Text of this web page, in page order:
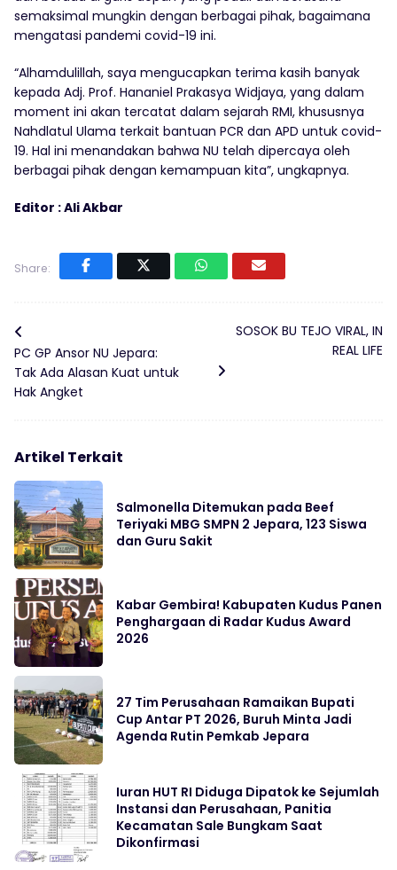
semaksimal mungkin dengan berbagai pihak, bagaimana
mengatasi pandemi covid-19 ini.
“Alhamdulillah, saya mengucapkan terima kasih banyak
kepada Adj. Prof. Hananiel Prakasya Widjaya, yang dalam
moment ini akan tercatat dalam sejarah RMI, khususnya
Nahdlatul Ulama terkait bantuan PCR dan APD untuk covid-
19. Hal ini menandakan bahwa NU telah dipercaya oleh
berbagai pihak dengan kemampuan kita”, ungkapnya.
Editor : Ali Akbar
Share:
PC GP Ansor NU Jepara:
Tak Ada Alasan Kuat untuk
Hak Angket
SOSOK BU TEJO VIRAL, IN
REAL LIFE
Artikel Terkait
Salmonella Ditemukan pada Beef
Teriyaki MBG SMPN 2 Jepara, 123 Siswa
dan Guru Sakit
Kabar Gembira! Kabupaten Kudus Panen
Penghargaan di Radar Kudus Award
2026
27 Tim Perusahaan Ramaikan Bupati
Cup Antar PT 2026, Buruh Minta Jadi
Agenda Rutin Pemkab Jepara
Iuran HUT RI Diduga Dipatok ke Sejumlah
Instansi dan Perusahaan, Panitia
Kecamatan Sale Bungkam Saat
Dikonfirmasi